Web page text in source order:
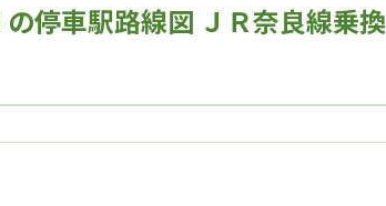
停車駅路線図 ＪＲ奈良線乗換